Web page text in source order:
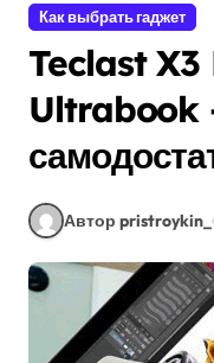
Как выбрать гаджет
Teclast X3
Ultrabook
Автор pristroykin_